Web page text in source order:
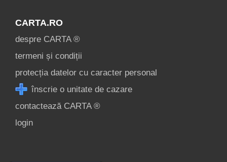
CARTA.RO
despre CARTA ®
termeni și condiții
protecția datelor cu caracter personal
înscrie o unitate de cazare
contactează CARTA ®
login